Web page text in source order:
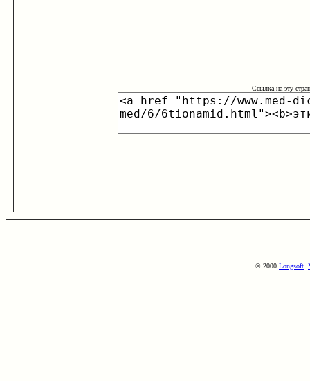
Ссылка на эту
© 2000 Longsoft